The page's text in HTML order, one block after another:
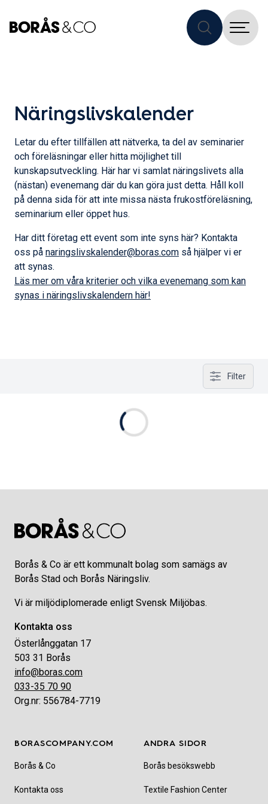
Näringslivskalender
Letar du efter tillfällen att nätverka, ta del av seminarier
och föreläsningar eller hitta möjlighet till
kunskapsutveckling. Här har vi samlat näringslivets alla
(nästan) evenemang där du kan göra just detta. Håll koll
på denna sida för att inte missa nästa frukostföreläsning,
seminarium eller öppet hus.
Har ditt företag ett event som inte syns här? Kontakta
oss på naringslivskalender@boras.com så hjälper vi er
att synas.
Läs mer om våra kriterier och vilka evenemang som kan
synas i näringslivskalendern här!
Öppna filter
Filter
Borås & Co är ett kommunalt bolag som samägs av
Borås Stad och Borås Näringsliv.
Vi är miljödiplomerade enligt Svensk Miljöbas.
Kontakta oss
Österlånggatan 17
503 31 Borås
info@boras.com
033-35 70 90
Org.nr: 556784-7719
BORASCOMPANY.COM
Borås & Co
Kontakta oss
ANDRA SIDOR
Borås besökswebb
Textile Fashion Center